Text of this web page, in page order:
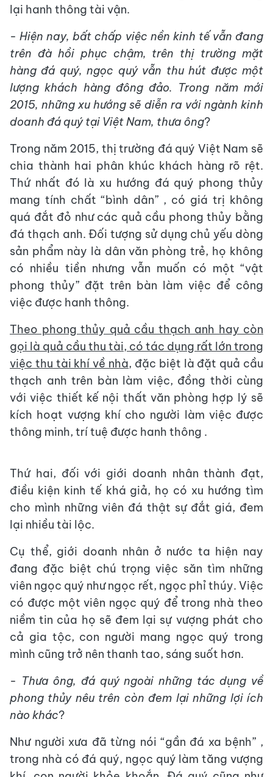
lại hanh thông tài vận.
-Hiện nay, bất chấp việc nền kinh tế vẫn đang
trên đà hồi phục chậm, trên thị trường mặt
hàng đá quý, ngọc quý vẫn thu hút được một
lượng khách hàng đông đảo. Trong năm mới
2015, những xu hướng sẽ diễn ra với ngành kinh
doanh đá quý tại Việt Nam, thưa ông?
Trong năm 2015, thị trường đá quý Việt Nam sẽ
chia thành hai phân khúc khách hàng rõ rệt.
Thứ nhất đó là xu hướng đá quý phong thủy
mang tính chất “bình dân” , có giá trị không
quá đắt đỏ như các quả cầu phong thủy bằng
đá thạch anh. Đối tượng sử dụng chủ yếu dòng
sản phẩm này là dân văn phòng trẻ, họ không
có nhiều tiền nhưng vẫn muốn có một “vật
phong thủy” đặt trên bàn làm việc để công
việc được hanh thông.
Theo phong thủy quả cầu thạch anh hay còn
gọi là quả cầu thu tài, có tác dụng rất lớn trong
việc thu tài khí về nhà, đặc biệt là đặt quả cầu
thạch anh trên bàn làm việc, đồng thời cùng
với việc thiết kế nội thất văn phòng hợp lý sẽ
kích hoạt vượng khí cho người làm việc được
thông minh, trí tuệ được hanh thông .
Thứ hai, đối với giới doanh nhân thành đạt,
điều kiện kinh tế khá giả, họ có xu hướng tìm
cho mình những viên đá thật sự đắt giá, đem
lại nhiều tài lộc.
Cụ thể, giới doanh nhân ở nước ta hiện nay
đang đặc biệt chú trọng việc săn tìm những
viên ngọc quý như ngọc rết, ngọc phỉ thúy. Việc
có được một viên ngọc quý để trong nhà theo
niềm tin của họ sẽ đem lại sự vượng phát cho
cả gia tộc, con người mang ngọc quý trong
mình cũng trở nên thanh tao, sáng suốt hơn.
- Thưa ông, đá quý ngoài những tác dụng về
phong thủy nêu trên còn đem lại những lợi ích
nào khác?
Như người xưa đã từng nói “gần đá xa bệnh” ,
trong nhà có đá quý, ngọc quý làm tăng vượng